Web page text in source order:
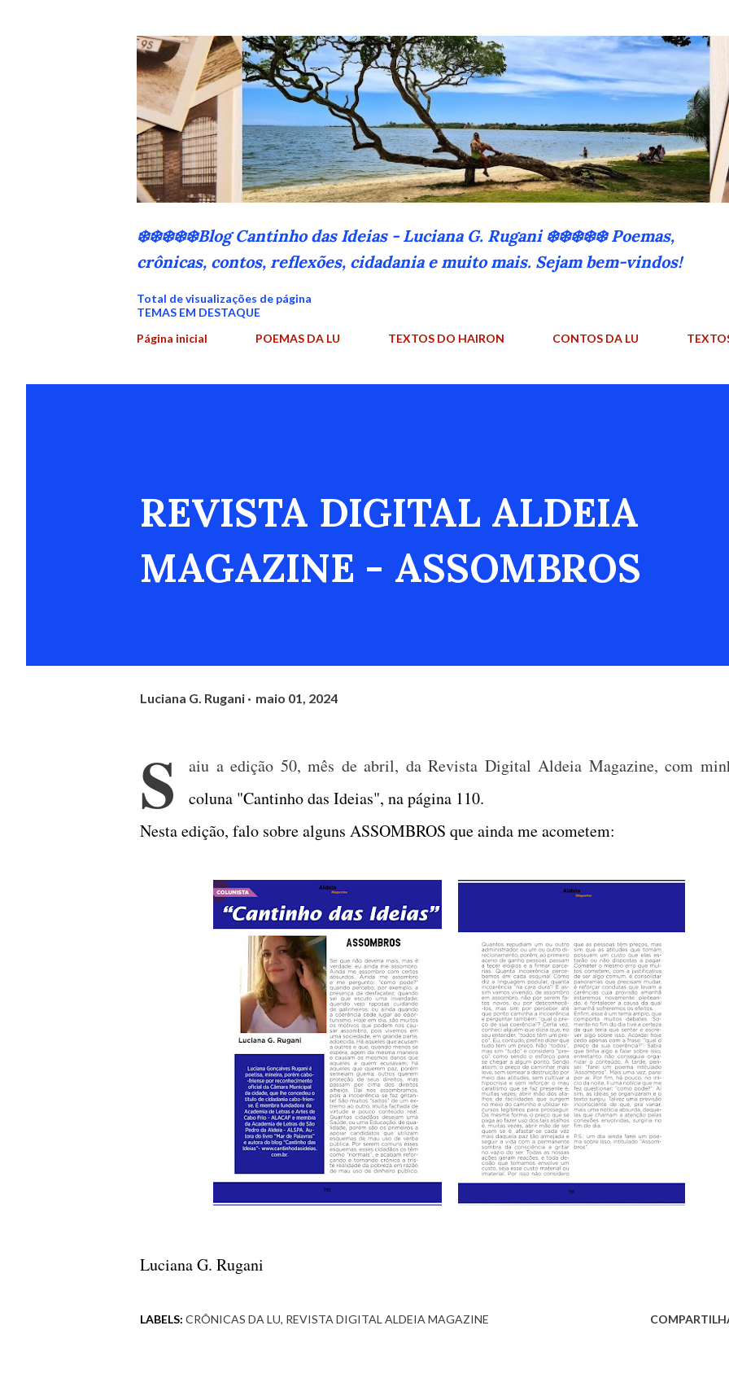
❄️❄️❄️❄️❄️Blog Cantinho das Ideias - Luciana G. Rugani ❄️❄️❄️❄️❄️ Poemas,
crônicas, contos, reflexões, cidadania e muito mais. Sejam bem-vindos!
Total de visualizações de página
TEMAS EM DESTAQUE
Página inicial
POEMAS DA LU TEXTOS DO HAIRON CONTOS DA LU
REVISTA DIGITAL ALDEIA
MAGAZINE - ASSOMBROS
Luciana G. Rugani maio 01, 2024
S aiu a edição 50, mês de abril, daRevista Digital Aldeia Magazine, com
coluna "Cantinho das Ideias", na página 110.
Nesta edição, falo sobre alguns ASSOMBROS que ainda me acometem:
Luciana G. Rugani
LABELS: CRÔNICAS DA LU REVISTA DIGITAL ALDEIA MAGAZINE